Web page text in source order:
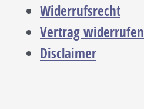
Widerrufsrecht
Vertrag widerrufen
Disclaimer